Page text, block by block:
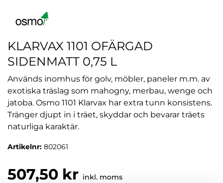
KLARVAX 1101 OFÄRGAD
SIDENMATT 0,75 L
Används inomhus för golv, möbler, paneler m.m. av
exotiska träslag som mahogny, merbau, wenge och
jatoba. Osmo 1101 Klarvax har extra tunn konsistens.
Tränger djupt in i träet, skyddar och bevarar träets
naturliga karaktär.
Artikelnr: 802061
507,50 kr inkl. moms